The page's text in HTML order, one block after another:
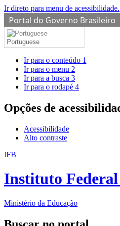
Ir direto para menu de acessibilidade.
Portal do Governo Brasileiro
Portuguese
Ir para o conteúdo 1
Ir para o menu 2
Ir para a busca 3
Ir para o rodapé 4
Opções de
Acessibilidade
Alto contraste
IFB
Instituto
Ministério da Educação